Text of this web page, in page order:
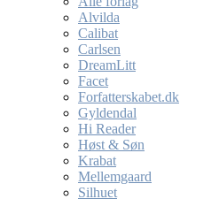
Alvilda
Calibat
Carlsen
DreamLitt
Facet
Forfatterskabet.dk
Gyldendal
Hi Reader
Høst & Søn
Krabat
Mellemgaard
Silhuet